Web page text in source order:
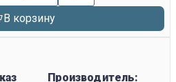
В корзину
Производитель: